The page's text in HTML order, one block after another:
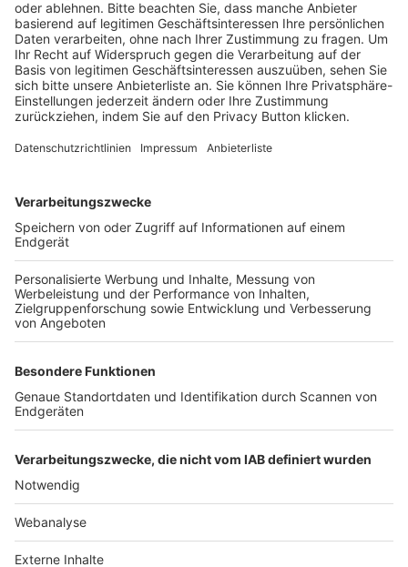
BFV-Geschäftsstellen
Trainerbörse
Login SpielPlus
FOLGE DEM BFV
TOP-VEREINE
TOP-PARTNER
Nutzungsbedingungen Datenschutz Impressum